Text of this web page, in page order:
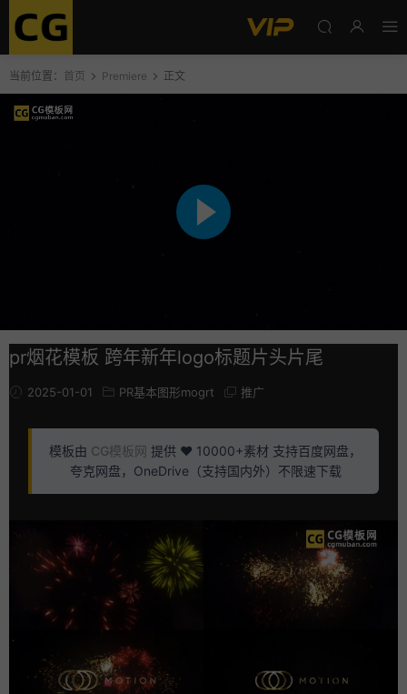
当前位置： 首页 Premiere 正文
pr烟花模板 跨年新年logo标题片头片尾
2025-01-01 PR基本图形mogrt 推广
模板由 CG模板网 提供 ❤️ 10000+素材 支持百度网盘，
夸克网盘，OneDrive（支持国内外）不限速下载